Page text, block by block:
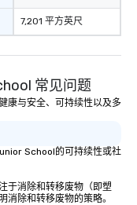
7,201 平方英尺
常见问题
康与安全、可持续性以及多
School的可持续性或社
消除和转移废物（即塑
消除和转移废物的策略。